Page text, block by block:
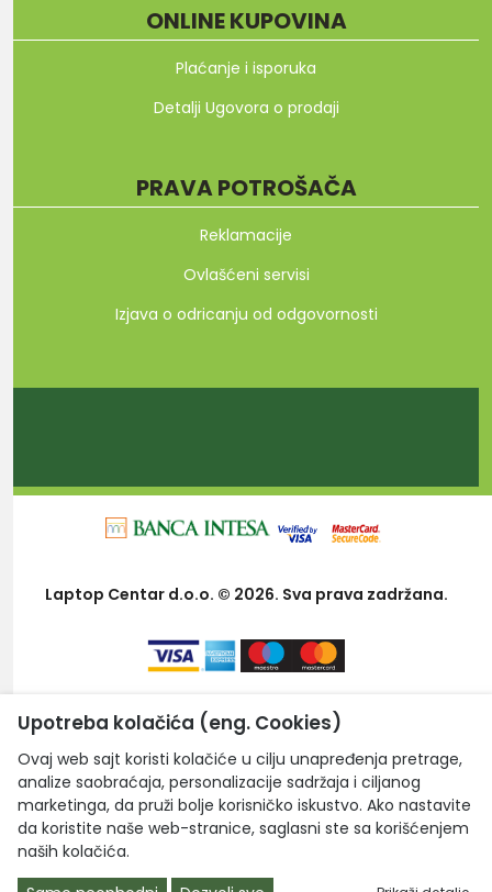
ONLINE KUPOVINA
Plaćanje i isporuka
Detalji Ugovora o prodaji
PRAVA POTROŠAČA
Reklamacije
Ovlašćeni servisi
Izjava o odricanju od odgovornosti
Laptop Centar d.o.o. © 2026. Sva prava zadržana.
Upotreba kolačića (eng. Cookies)
Ovaj web sajt koristi kolačiće u cilju unapređenja pretrage,
analize saobraćaja, personalizacije sadržaja i ciljanog
marketinga, da pruži bolje korisničko iskustvo. Ako nastavite
da koristite naše web-stranice, saglasni ste sa korišćenjem
naših kolačića.